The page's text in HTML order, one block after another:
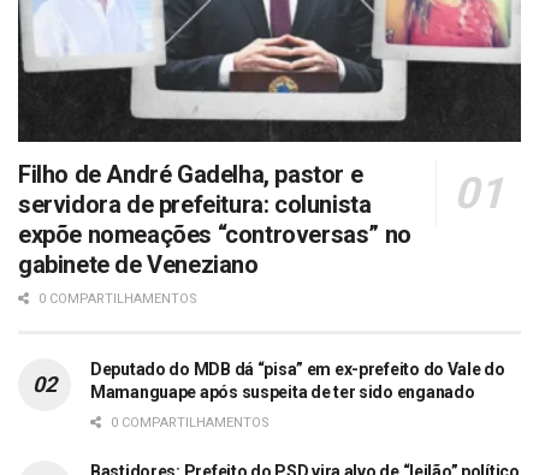
Filho de André Gadelha, pastor e
servidora de prefeitura: colunista
expõe nomeações “controversas” no
gabinete de Veneziano
0 COMPARTILHAMENTOS
Deputado do MDB dá “pisa” em ex-prefeito do Vale do
Mamanguape após suspeita de ter sido enganado
0 COMPARTILHAMENTOS